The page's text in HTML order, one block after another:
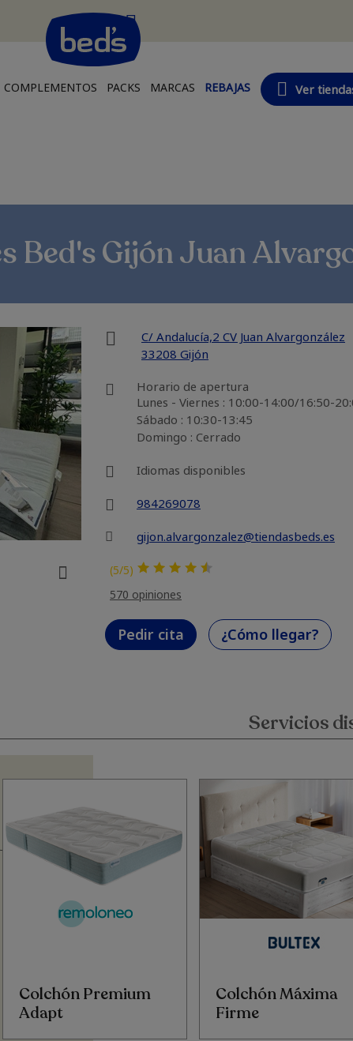
COMPLEMENTOS PACKS MARCAS REBAJAS Ver
Bed's Gijón Juan
C/ Andalucía,2 CV Juan Alvargonzález
33208 Gijón
Horario de apertura
Lunes - Viernes : 10:00-14:00/16:50-
Sábado : 10:30-13:45
Domingo : Cerrado
Idiomas disponibles
984269078
gijon.alvargonzalez@tiendasbeds.es
(5/5)
570 opiniones
Pedir cita ¿Cómo llegar?
Servicios
Colchón Premium
Adapt
Colchón Máxima
Firme